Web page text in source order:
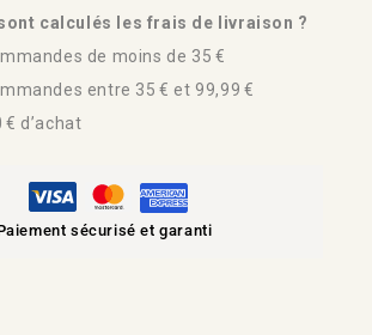
calculés les frais de livraison ?
de moins de 35 €
entre 35 € et 99,99 €
€ d’achat
sécurisé et garanti